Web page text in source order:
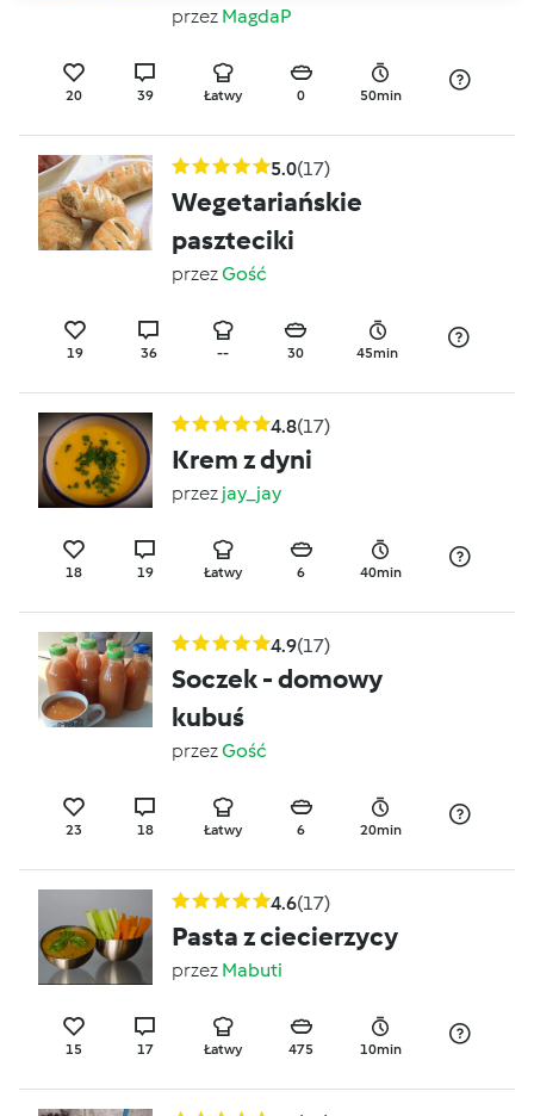
przez MagdaP
20 39 Łatwy 0 50min
5.0(17)
Wegetariańskie
paszteciki
przezGość
19 36 -- 30 45min
4.8(17)
Krem z dyni
przez jay_jay
18 19 Łatwy 6 40min
4.9(17)
Soczek - domowy
kubuś
przezGość
23 18 Łatwy 6 20min
4.6(17)
Pasta z ciecierzycy
przez Mabuti
15 17 Łatwy 475 10min